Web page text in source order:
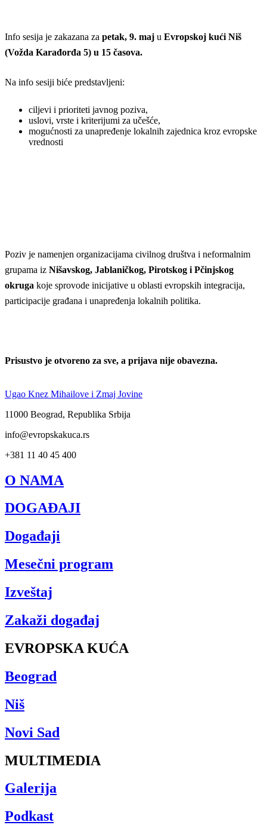
Info sesija je zakazana za petak, 9. maj u Evropskoj kući Niš
(Vožda Karađorđa 5) u 15 časova.
Na info sesiji biće predstavljeni:
ciljevi i prioriteti javnog poziva,
uslovi, vrste i kriterijumi za učešće,
mogućnosti za unapređenje lokalnih zajednica kroz evropske
vrednosti
Poziv je namenjen organizacijama civilnog društva i neformalnim
grupama iz Nišavskog, Jablaničkog, Pirotskog i Pčinjskog
okruga koje sprovode inicijative u oblasti evropskih integracija,
participacije građana i unapređenja lokalnih politika.
Prisustvo je otvoreno za sve, a prijava nije obavezna.
Ugao Knez Mihailove i Zmaj Jovine
11000 Beograd, Republika Srbija
info@evropskakuca.rs
+381 11 40 45 400
O NAMA
DOGAĐAJI
Događaji
Mesečni program
Izveštaj
Zakaži događaj
EVROPSKA KUĆA
Beograd
Niš
Novi Sad
MULTIMEDIA
Galerija
Podkast